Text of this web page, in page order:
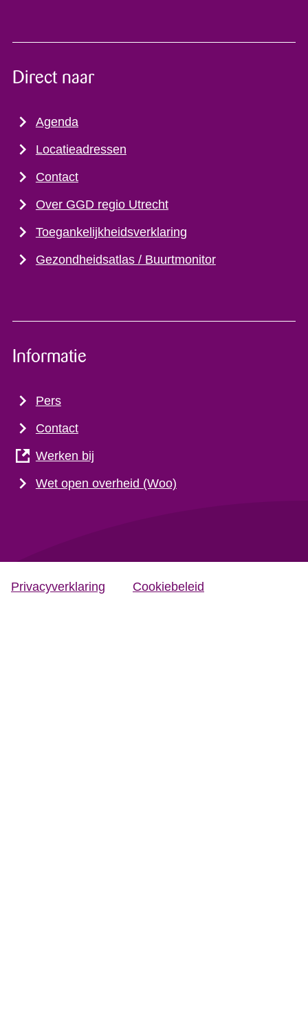
Direct naar
Agenda
Locatieadressen
Contact
Over GGD regio Utrecht
Toegankelijkheidsverklaring
Gezondheidsatlas / Buurtmonitor
Informatie
Pers
Contact
Werken bij
Wet open overheid (Woo)
Privacyverklaring Cookiebeleid